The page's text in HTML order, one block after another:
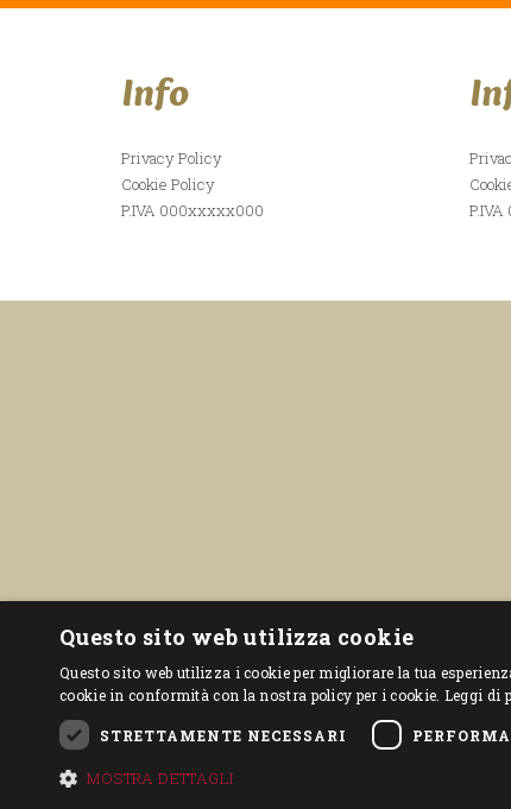
Info
Privacy Policy
Cookie Policy
P.IVA 000xxxxx000
Questo sito web utilizza cookie
Questo sito web utilizza i cookie per migliorare la tua
cookie in conformità con la nostra policy per i cookie. Leggi di
STRETTAMENTE NECESSARI
MOSTRA DETTAGLI